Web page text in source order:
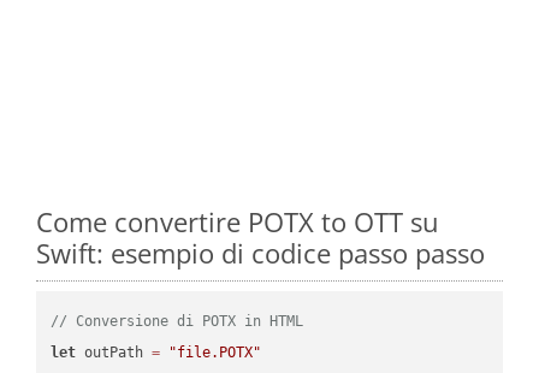
Come convertire POTX to OTT su
Swift: esempio di codice passo passo
// Conversione di POTX in HTML
let outPath =
"file.POTX"